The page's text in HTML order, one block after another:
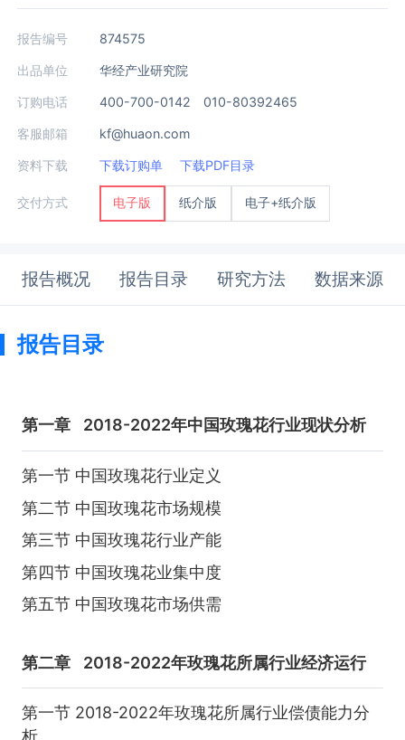
报告编号 874575
出品单位 华经产业研究院
订购电话 400-700-0142 010-80392465
客服邮箱 kf@huaon.com
资料下载 下载订购单 下载PDF目录
交付方式 电子版 纸介版 电子+纸介版
报告概况 报告目录 研究方法 数据来源
报告目录
第一章 2018-2022年中国玫瑰花行业现状分析
第一节 中国玫瑰花行业定义
第二节 中国玫瑰花市场规模
第三节 中国玫瑰花行业产能
第四节 中国玫瑰花业集中度
第五节 中国玫瑰花市场供需
第二章 2018-2022年玫瑰花所属行业经济运行
第一节 2018-2022年玫瑰花所属行业偿债能力分
析